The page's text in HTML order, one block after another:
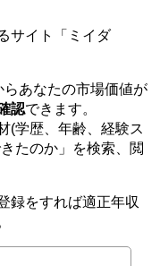
サイト「ミイダ
あなたの市場価値が
認できます。
(学歴、年齢、経験ス
たのか」を検索、閲
録をすれば適正年収